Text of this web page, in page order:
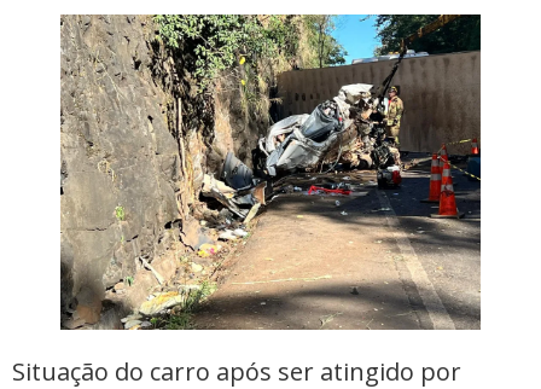
Situação do carro após ser atingido por